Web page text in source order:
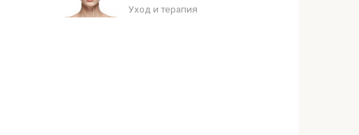
Уход и терапия